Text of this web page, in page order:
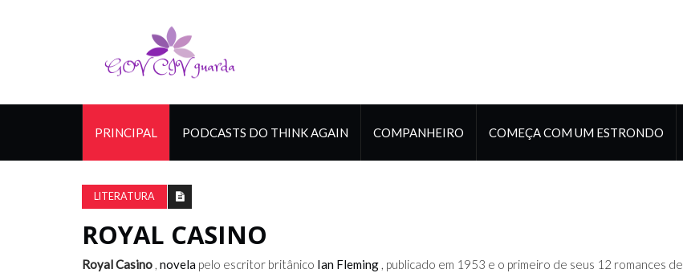
PRINCIPAL PODCASTS DO THINK AGAIN COMPANHEIRO COMEÇA COM UM ESTRONDO
LITERATURA
ROYAL CASINO
Royal Casino , novela pelo escritor britânico Ian Fleming , publicado em 1953 e o primeiro de seus 12 romances de